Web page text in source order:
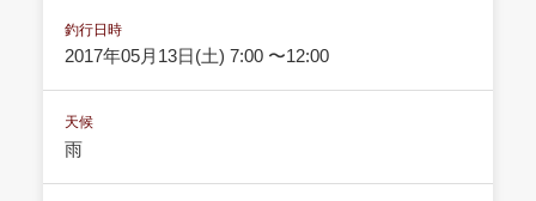
釣行日時
2017年05月13日(土) 7:00 〜12:00
天候
雨